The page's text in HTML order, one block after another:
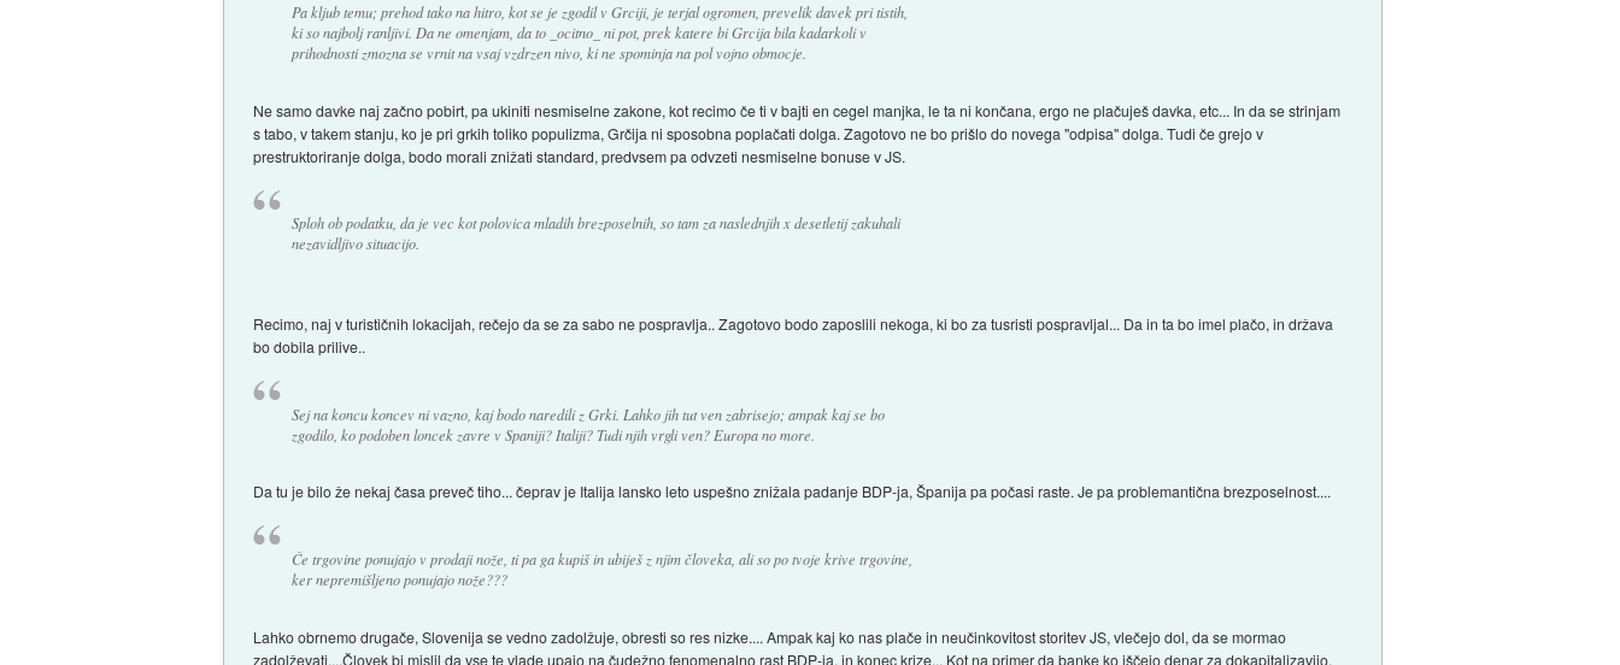
Pa kljub temu; prehod tako na hitro, kot se je zgodil v Grciji, je terjal ogromen, prevelik davek pri tistih,
ki so najbolj ranljivi. Da ne omenjam, da to _ocitno_ ni pot, prek katere bi Grcija bila kadarkoli v
prihodnosti zmozna se vrnit na vsaj vzdrzen nivo, ki ne spominja na pol vojno obmocje.
Ne samo davke naj začno pobirt, pa ukiniti nesmiselne zakone, kot recimo če ti v bajti en cegel manjka, le ta ni končana, ergo ne plačuješ davka, etc... In da se strinjam
s tabo, v takem stanju, ko je pri grkih toliko populizma, Grčija ni sposobna poplačati dolga. Zagotovo ne bo prišlo do novega "odpisa" dolga. Tudi če grejo v
prestruktoriranje dolga, bodo morali znižati standard, predvsem pa odvzeti nesmiselne bonuse v JS.
Sploh ob podatku, da je vec kot polovica mladih brezposelnih, so tam za naslednjih x desetletij zakuhali
nezavidljivo situacijo.
Recimo, naj v turističnih lokacijah, rečejo da se za sabo ne pospravlja.. Zagotovo bodo zaposlili nekoga, ki bo za tusristi pospravljal... Da in ta bo imel plačo, in država
bo dobila prilive..
Sej na koncu koncev ni vazno, kaj bodo naredili z Grki. Lahko jih tut ven zabrisejo; ampak kaj se bo
zgodilo, ko podoben loncek zavre v Spaniji? Italiji? Tudi njih vrgli ven? Europa no more.
Da tu je bilo že nekaj časa preveč tiho... čeprav je Italija lansko leto uspešno znižala padanje BDP-ja, Španija pa počasi raste. Je pa problemantična brezposelnost....
Če trgovine ponujajo v prodaji nože, ti pa ga kupiš in ubiješ z njim človeka, ali so po tvoje krive trgovine,
ker nepremišljeno ponujajo nože???
Lahko obrnemo drugače, Slovenija se vedno zadolžuje, obresti so res nizke.... Ampak kaj ko nas plače in neučinkovitost storitev JS, vlečejo dol, da se mormao
zadolževati....Človek bi mislil da vse te vlade upajo na čudežno fenomenalno rast BDP-ja, in konec krize... Kot na primer da banke ko iščejo denar za dokapitalizavijo,